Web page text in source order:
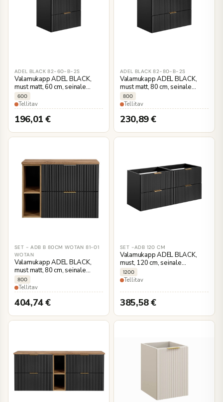
ADEL BLACK 82-60-B-2S
Valamukapp ADEL BLACK,
must matt, 60 cm, seinale
kinnitatav
600
Tellitav
196,01€
ADEL BLACK 82-80-B-2S
Valamukapp ADEL BLACK,
must matt, 80 cm, seinale
kinnitatav
800
Tellitav
230,89€
SET - ADB B 80CM WOTAN 81-01
WOTAN
Valamukapp ADEL BLACK,
must matt, 80 cm, seinale
kinnitatav
800
Tellitav
404,74€
SET -ADB 120 CM
Valamukapp ADEL BLACK,
must, 120 cm, seinale
kinnitatav
1200
Tellitav
385,58€